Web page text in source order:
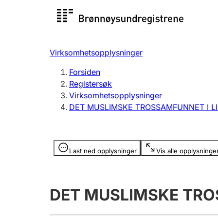
Registersøk
Registrere, endre, slette
Virksomhetsopplysninger
Forsiden
Registersøk
Virksomhetsopplysninger
DET MUSLIMSKE TROSSAMFUNNET I
Last ned opplysninger Vis alle
Opplysninger er skjult
DET MUSLIMSKE